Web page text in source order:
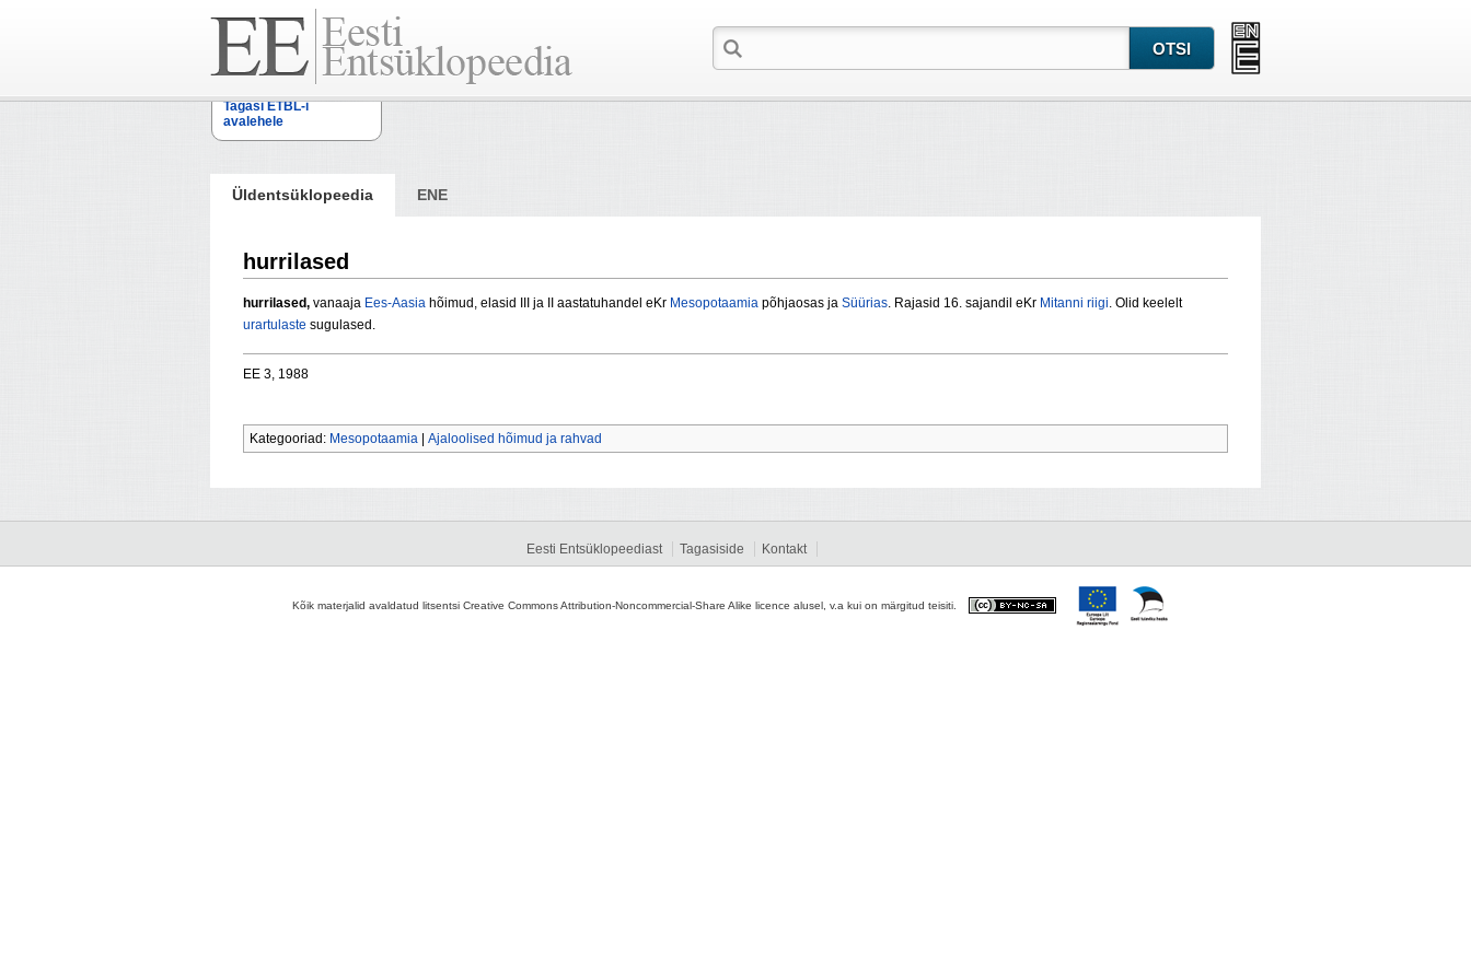
Tagasi ETBL-i
avalehele
Üldentsüklopeedia ENE
hurrilased
hurrilased, vanaaja Ees-Aasia hõimud, elasid III ja II aastatuhandel eKr Mesopotaamia põhjaosas ja Süürias. Rajasid 16. sajandil eKr Mitanni riigi. Olid keelelt
urartulaste sugulased.
EE 3, 1988
Kategooriad: Mesopotaamia Ajaloolised hõimud ja rahvad
Eesti Entsüklopeediast Tagasiside Kontakt
Kõik materjalid avaldatud litsentsi Creative Commons Attribution-Noncommercial-Share Alike licence alusel, v.a kui on märgitud teisiti.